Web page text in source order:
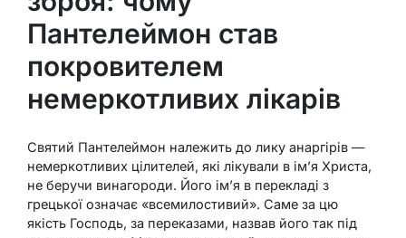
Пантелеймон став
покровителем
немеркотливих лікарів
Святий Пантелеймон належить до лику анаргірів —
немеркотливих цілителей, які лікували в ім’я Христа,
не беручи винагороди. Його ім’я в перекладі з
грецької означає «всемилостивий». Саме за цю
якість Господь, за переказами, назвав його так під